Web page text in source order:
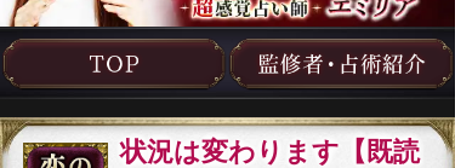
状況は変わります【既読